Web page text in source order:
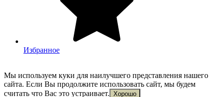
Избранное
Мы используем куки для наилучшего представления нашего
сайта. Если Вы продолжите использовать сайт, мы будем
считать что Вас это устраивает. Хорошо